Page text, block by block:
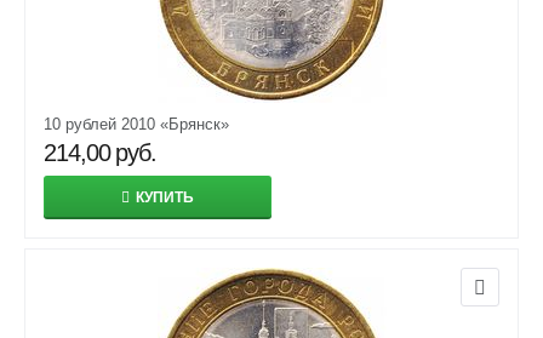
10 рублей 2010 «Брянск»
214,00 руб.
КУПИТЬ